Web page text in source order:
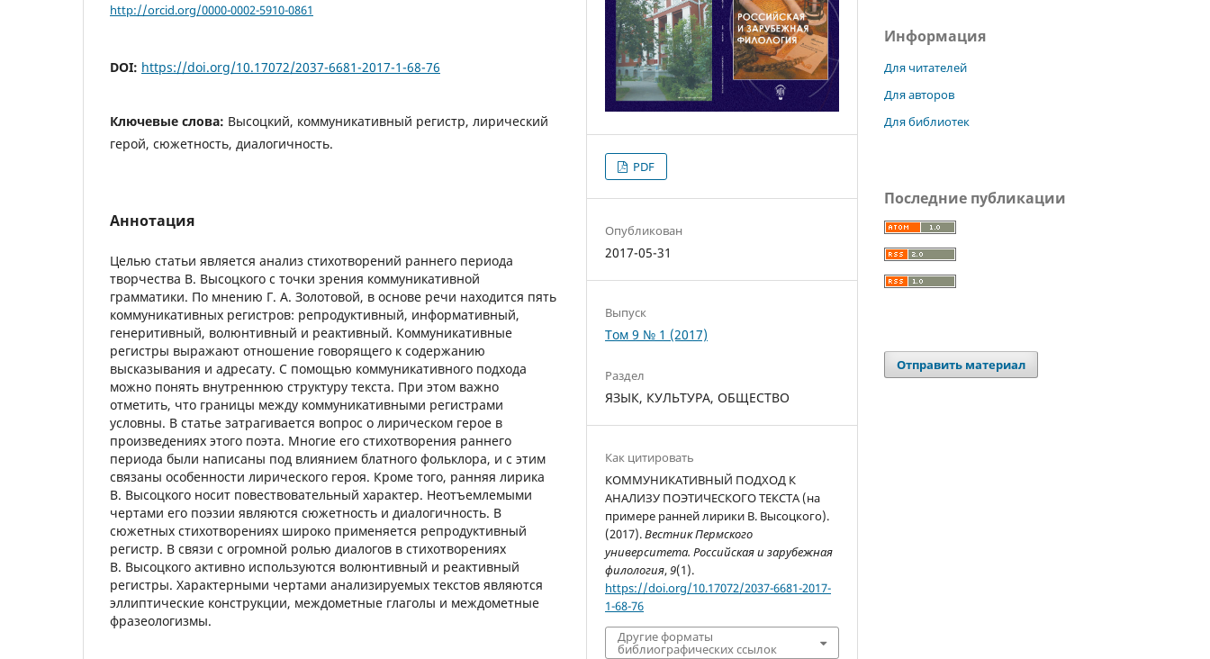
http://orcid.org/0000-0002-5910-0861
DOI: https://doi.org/10.17072/2037-6681-2017-1-68-76
Ключевые слова: Высоцкий, коммуникативный регистр, лирический
герой, сюжетность, диалогичность.
Аннотация
Целью статьи является анализ стихотворений раннего периода
творчества В. Высоцкого с точки зрения коммуникативной
грамматики. По мнению Г. А. Золотовой, в основе речи находится пять
коммуникативных регистров: репродуктивный, информативный,
генеритивный, волюнтивный и реактивный. Коммуникативные
регистры выражают отношение говорящего к содержанию
высказывания и адресату. С помощью коммуникативного подхода
можно понять внутреннюю структуру текста. При этом важно
отметить, что границы между коммуникативными регистрами
условны. В статье затрагивается вопрос о лирическом герое в
произведениях этого поэта. Многие его стихотворения раннего
периода были написаны под влиянием блатного фольклора, и с этим
связаны особенности лирического героя. Кроме того, ранняя лирика
В. Высоцкого носит повествовательный характер. Неотъемлемыми
чертами его поэзии являются сюжетность и диалогичность. В
сюжетных стихотворениях широко применяется репродуктивный
регистр. В связи с огромной ролью диалогов в стихотворениях
В. Высоцкого активно используются волюнтивный и реактивный
регистры. Характерными чертами анализируемых текстов являются
эллиптические конструкции, междометные глаголы и междометные
фразеологизмы.
PDF
Опубликован
2017-05-31
Выпуск
Том 9 № 1 (2017)
Раздел
ЯЗЫК, КУЛЬТУРА, ОБЩЕСТВО
Как цитировать
КОММУНИКАТИВНЫЙ ПОДХОД К
АНАЛИЗУ ПОЭТИЧЕСКОГО ТЕКСТА (на
примере ранней лирики В. Высоцкого).
(2017).Вестник Пермского
университета. Российская и зарубежная
филология,9(1).
https://doi.org/10.17072/2037-6681-2017-
1-68-76
Другие форматы
библиографических ссылок
Информация
Для читателей
Для авторов
Для библиотек
Последние публикации
Отправить материал